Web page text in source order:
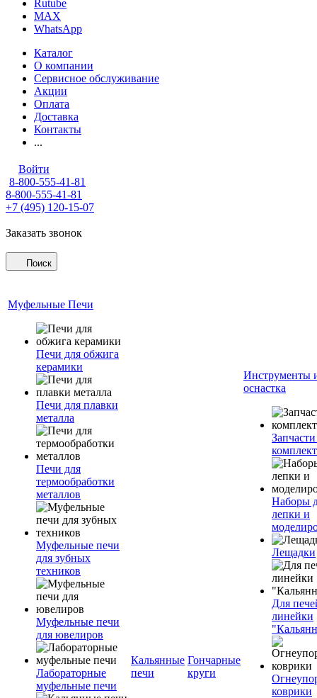
Rutube
MAX
WhatsApp
Каталог
О компании
Сервисное обслуживание
Акции
Оплата
Доставка
Контакты
...
Войти
8-800-555-41-81
8-800-555-41-81
+7 (495) 120-15-07
Заказать звонок
Поиск
Муфельные Печи
Печи для обжига
керамики
Печи для плавки
металла
Печи для
термообработки
металлов
Муфельные печи
для зубных
техников
Муфельные печи
для ювелиров
Лабораторные
муфельные печи
Кальянные
печи
Гончарные
круги
Инструменты
оснастка
Наборы
лепки и
Лещадки
Для
линейки
коврики